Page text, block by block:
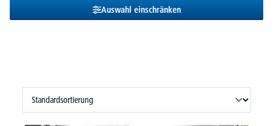
Auswahl einschränken